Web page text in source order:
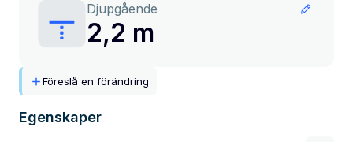
Djupgående
2,2 m
Föreslå en förändring
Egenskaper